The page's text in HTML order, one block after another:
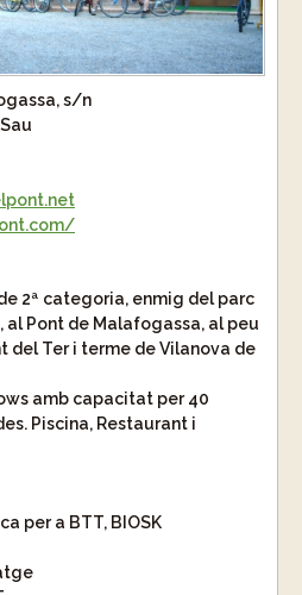
s/n
2ª categoria, enmig del parc
al Pont de Malafogassa, al peu
del Ter i terme de Vilanova de
amb capacitat per 40
Piscina, Restaurant i
per a BTT, BIOSK